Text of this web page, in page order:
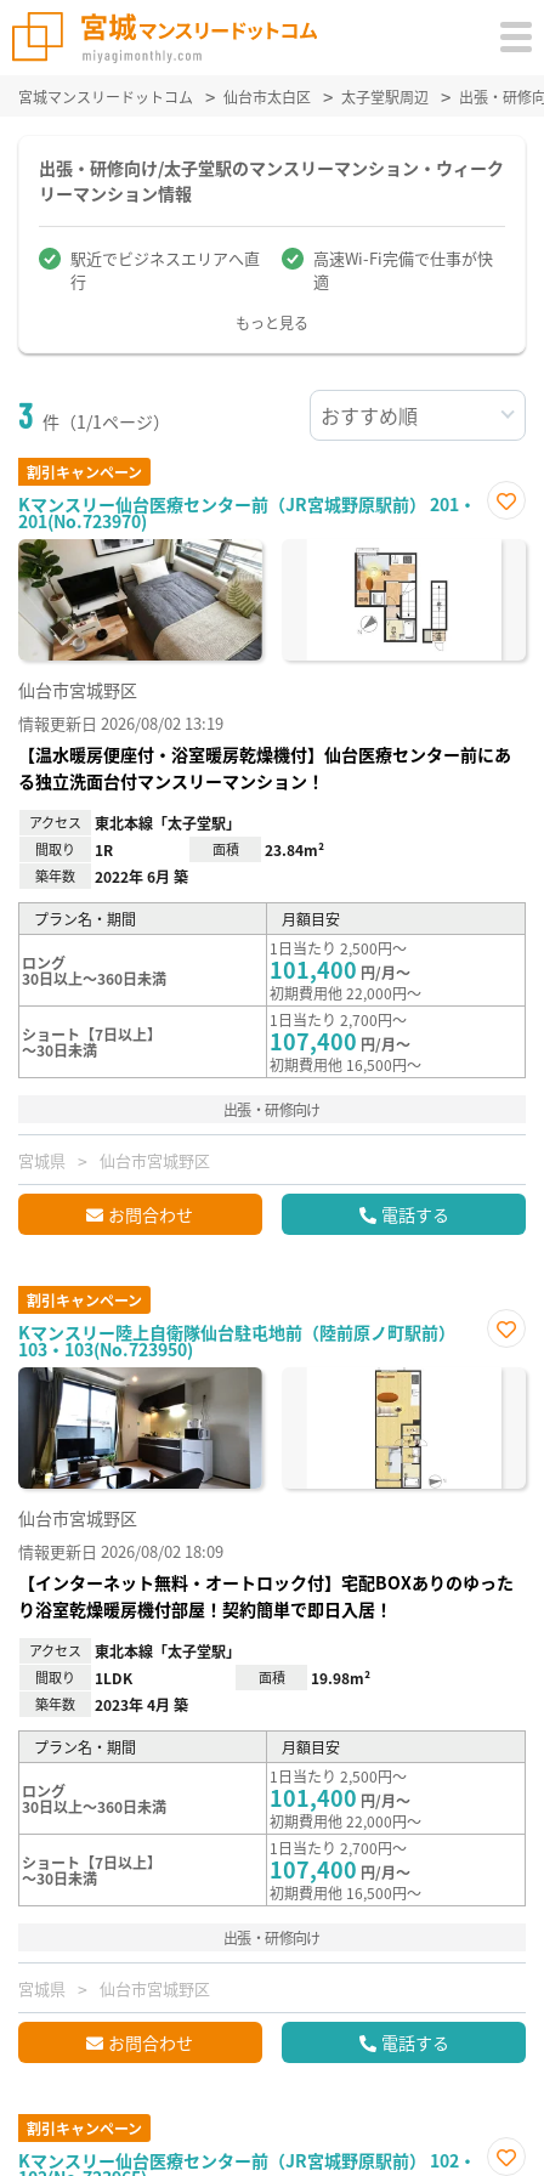
宮城マンスリードットコム 仙台市太白区 太子堂駅周辺 出張・研修
出張・研修向け/太子堂駅のマンスリーマンション・ウィーク
リーマンション情報
駅近でビジネスエリアへ直
行
高速Wi-Fi完備で仕事が快
適
もっと見る
3 件（1/1ページ）
割引キャンペーン
Kマンスリー仙台医療センター前（JR宮城野原駅前） 201・
201(No.723970)
に入
仙台市宮城野区
情報更新日 2026/08/02 13:19
【温水暖房便座付・浴室暖房乾燥機付】仙台医療センター前にあ
る独立洗面台付マンスリーマンション！
アクセス 東北本線「太子堂駅」
間取り 1R 面積 23.84m²
築年数 2022年 6月 築
プラン名・期間 月額目安
ロング
30日以上～360日未満
1日当たり 2,500円～
101,400 円/月～
初期費用他 22,000円～
ショート【7日以上】
～30日未満
1日当たり 2,700円～
107,400 円/月～
初期費用他 16,500円～
出張・研修向け
宮城県 仙台市宮城野区
お問合わせ 電話する
割引キャンペーン
Kマンスリー陸上自衛隊仙台駐屯地前（陸前原ノ町駅前）
103・103(No.723950)
に入
仙台市宮城野区
情報更新日 2026/08/02 18:09
【インターネット無料・オートロック付】宅配BOXありのゆった
り浴室乾燥暖房機付部屋！契約簡単で即日入居！
アクセス 東北本線「太子堂駅」
間取り 1LDK 面積 19.98m²
築年数 2023年 4月 築
プラン名・期間 月額目安
ロング
30日以上～360日未満
1日当たり 2,500円～
101,400 円/月～
初期費用他 22,000円～
ショート【7日以上】
～30日未満
1日当たり 2,700円～
107,400 円/月～
初期費用他 16,500円～
出張・研修向け
宮城県 仙台市宮城野区
お問合わせ 電話する
割引キャンペーン
Kマンスリー仙台医療センター前（JR宮城野原駅前） 102・